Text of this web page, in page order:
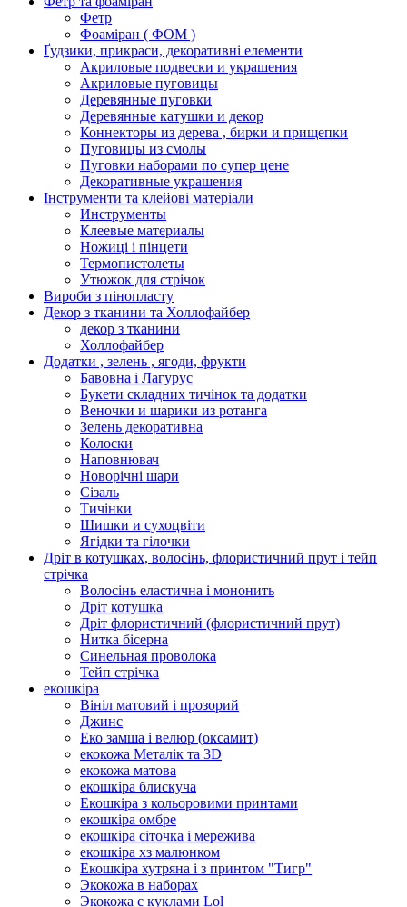
Фетр
Фоаміран ( ФОМ )
Ґудзики, прикраси, декоративні елементи
Акриловые подвески и украшения
Акриловые пуговицы
Деревянные пуговки
Деревянные катушки и декор
Коннекторы из дерева , бирки и прищепки
Пуговицы из смолы
Пуговки наборами по супер цене
Декоративные украшения
Інструменти та клейові матеріали
Инструменты
Клеевые материалы
Ножиці і пінцети
Термопистолеты
Утюжок для стрічок
Вироби з пінопласту
Декор з тканини та Холлофайбер
декор з тканини
Холлофайбер
Додатки , зелень , ягоди, фрукти
Бавовна і Лагурус
Букети складних тичінок та додатки
Веночки и шарики из ротанга
Зелень декоративна
Колоски
Наповнювач
Новорічні шари
Сізаль
Тичінки
Шишки и сухоцвіти
Ягідки та гілочки
Дріт в котушках, волосінь, флористичний прут і тейп
стрічка
Волосінь еластична і мононить
Дріт котушка
Дріт флористичний (флористичний прут)
Нитка бісерна
Синельная проволока
Тейп стрічка
екошкіра
Вініл матовий і прозорий
Джинс
Еко замша і велюр (оксамит)
екокожа Металік та 3D
екокожа матова
екошкіра блискуча
Екошкіра з кольоровими принтами
екошкіра омбре
екошкіра сіточка і мережива
екошкіра хз малюнком
Екошкіра хутряна і з принтом "Тигр"
Экокожа в наборах
Экокожа с куклами Lol